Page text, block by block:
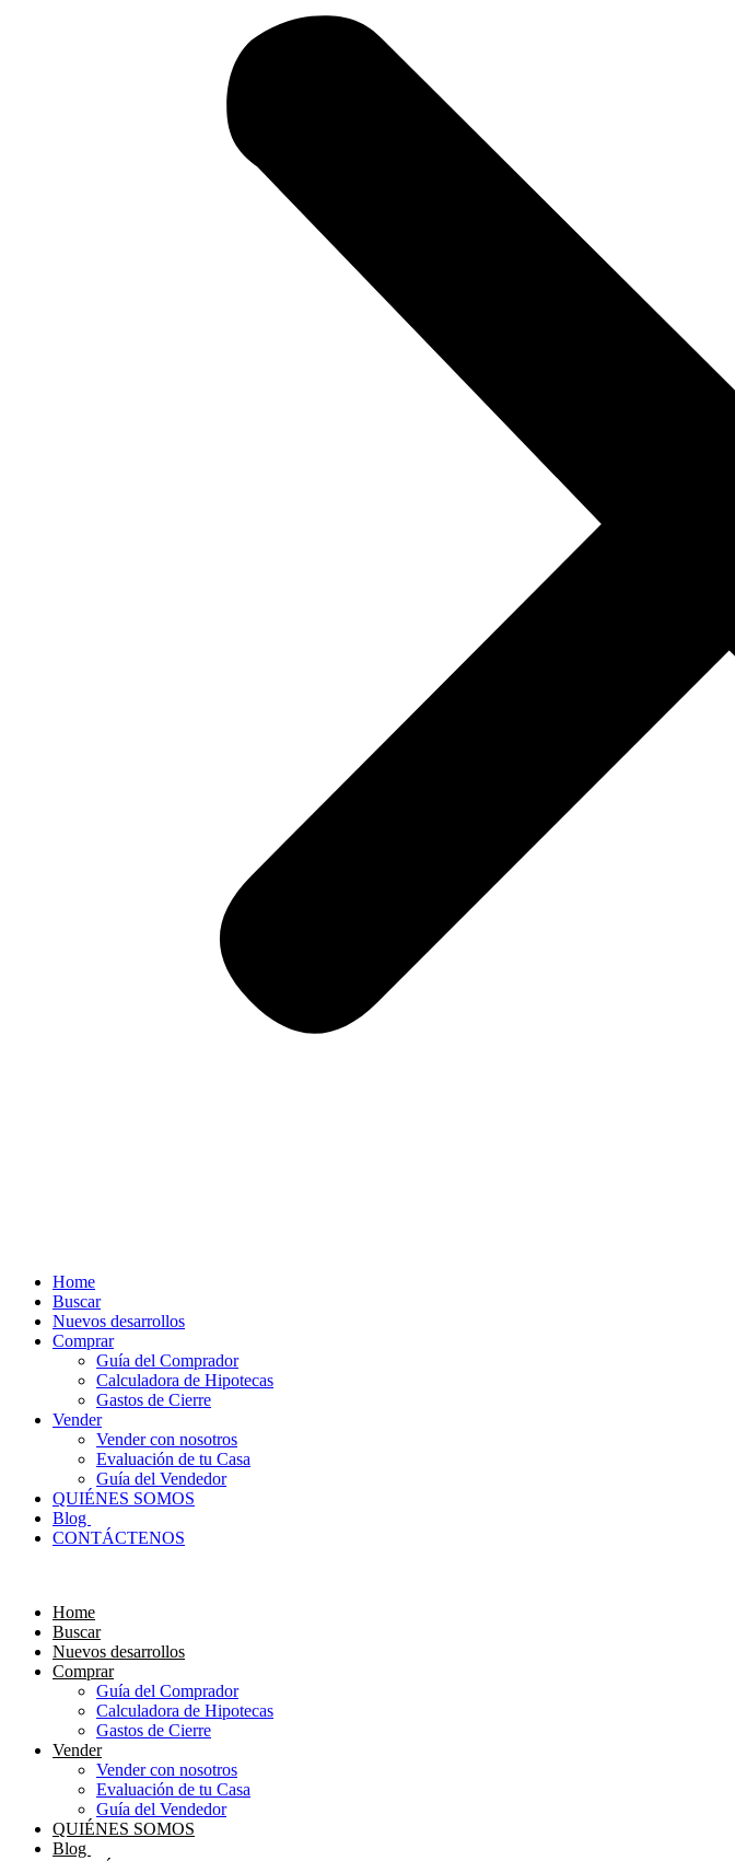
Home
Buscar
Nuevos desarrollos
Comprar
Guía del Comprador
Calculadora de Hipotecas
Gastos de Cierre
Vender
Vender con nosotros
Evaluación de tu Casa
Guía del Vendedor
QUIÉNES SOMOS
Blog
CONTÁCTENOS
Home
Buscar
Nuevos desarrollos
Comprar
Guía del Comprador
Calculadora de Hipotecas
Gastos de Cierre
Vender
Vender con nosotros
Evaluación de tu Casa
Guía del Vendedor
QUIÉNES SOMOS
Blog